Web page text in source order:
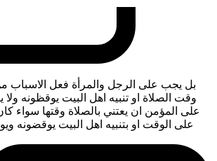
بل يجب على الرجل والمرأة فعل
وقت الصلاة او تنبيه اهل البيت يوقظونه
على المؤمن ان يعتني بالصلاة وقتها سواء
على الوقت او بتنبيه اهل البيت يوقضونه